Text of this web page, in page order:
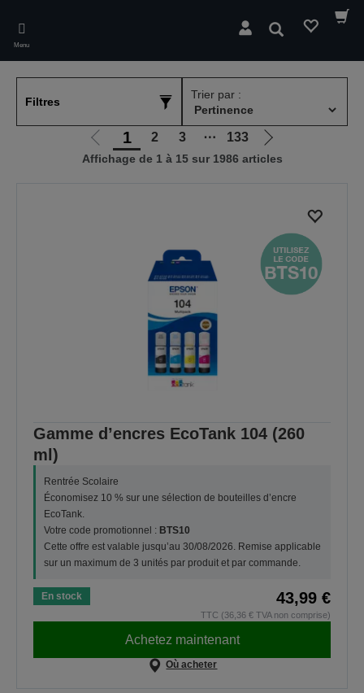
main
content
Menu
Rechercher
Filtres
Trier par :
Aller
à
1 2 3 ⋯ 133
Aller
à
suivante
Affichage de 1 à 15 sur 1986 articles
Gamme d’encres EcoTank 104 (260
ml)
Rentrée Scolaire
Économisez 10 % sur une sélection de bouteilles d’encre
EcoTank.
Votre code promotionnel : BTS10
Cette offre est valable jusqu’au 30/08/2026. Remise applicable
sur un maximum de 3 unités par produit et par commande.
En stock 43,99 €
TTC (36,36 € TVA non comprise)
Achetez maintenant
Où acheter